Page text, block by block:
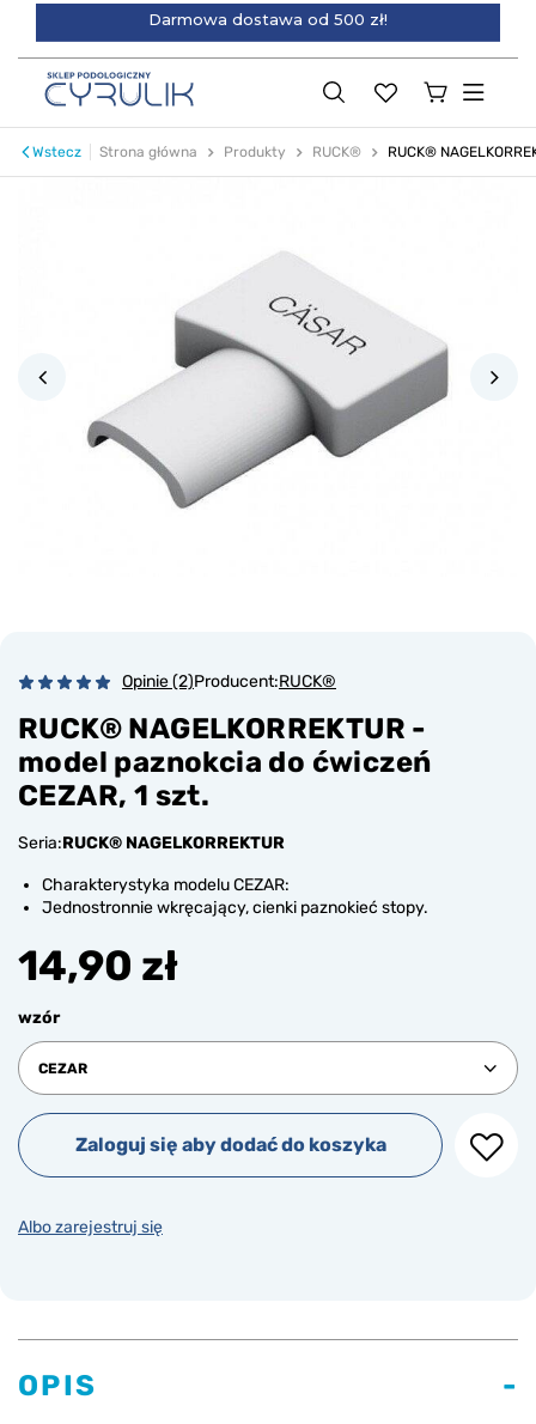
Darmowa dostawa od 500 zł!
Wstecz Strona główna Produkty RUCK® RUCK®
Opinie (2)Producent:RUCK®
RUCK® NAGELKORREKTUR -
model paznokcia do ćwiczeń
CEZAR, 1 szt.
Seria:RUCK® NAGELKORREKTUR
Charakterystyka modelu CEZAR:
Jednostronnie wkręcający, cienki paznokieć stopy.
14,90 zł
wzór
CEZAR
Zaloguj się aby dodać do koszyka
Albo zarejestruj się
OPIS